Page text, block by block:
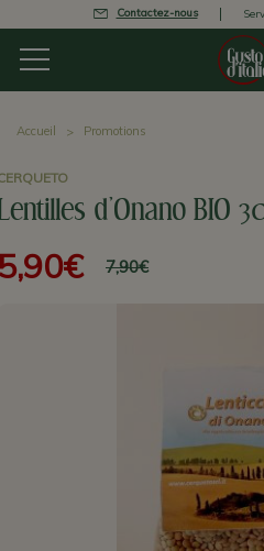
Contactez-nous
Accueil Promotions
d'Onano BIO
7,90€